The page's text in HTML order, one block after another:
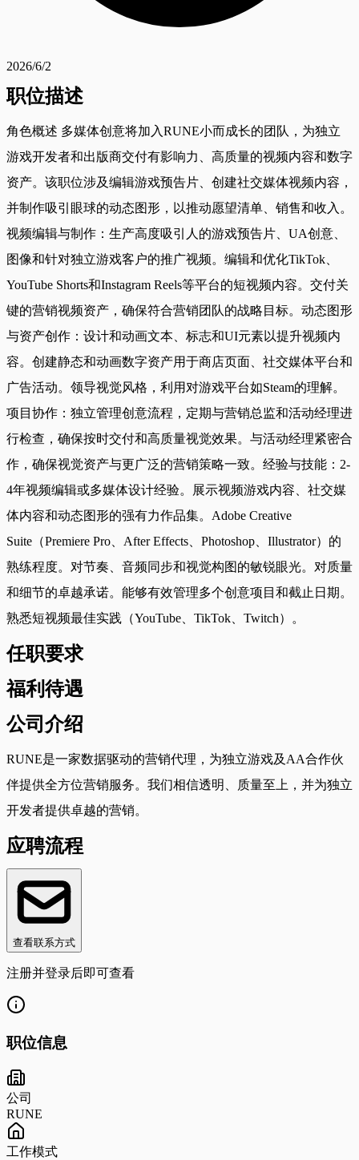
2026/6/2
职位描述
角色概述 多媒体创意将加入RUNE小而成长的团队，为独立
游戏开发者和出版商交付有影响力、高质量的视频内容和数字
资产。该职位涉及编辑游戏预告片、创建社交媒体视频内容，
并制作吸引眼球的动态图形，以推动愿望清单、销售和收入。
视频编辑与制作：生产高度吸引人的游戏预告片、UA创意、
图像和针对独立游戏客户的推广视频。编辑和优化TikTok、
YouTube Shorts和Instagram Reels等平台的短视频内容。交付关
键的营销视频资产，确保符合营销团队的战略目标。动态图形
与资产创作：设计和动画文本、标志和UI元素以提升视频内
容。创建静态和动画数字资产用于商店页面、社交媒体平台和
广告活动。领导视觉风格，利用对游戏平台如Steam的理解。
项目协作：独立管理创意流程，定期与营销总监和活动经理进
行检查，确保按时交付和高质量视觉效果。与活动经理紧密合
作，确保视觉资产与更广泛的营销策略一致。经验与技能：2-
4年视频编辑或多媒体设计经验。展示视频游戏内容、社交媒
体内容和动态图形的强有力作品集。Adobe Creative
Suite（Premiere Pro、After Effects、Photoshop、Illustrator）的
熟练程度。对节奏、音频同步和视觉构图的敏锐眼光。对质量
和细节的卓越承诺。能够有效管理多个创意项目和截止日期。
熟悉短视频最佳实践（YouTube、TikTok、Twitch）。
任职要求
福利待遇
公司介绍
RUNE是一家数据驱动的营销代理，为独立游戏及AA合作伙
伴提供全方位营销服务。我们相信透明、质量至上，并为独立
开发者提供卓越的营销。
应聘流程
查看联系方式
注册并登录后即可查看
职位信息
公司
RUNE
工作模式